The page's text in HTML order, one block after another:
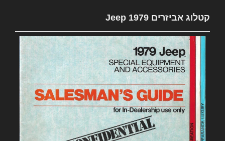
קטלוג אביזרים 1979 Jeep